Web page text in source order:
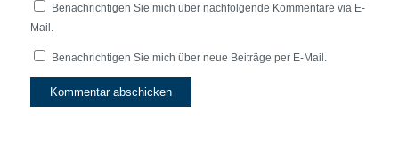
Benachrichtigen Sie mich über nachfolgende Kommentare via E-
Mail.
Benachrichtigen Sie mich über neue Beiträge per E-Mail.